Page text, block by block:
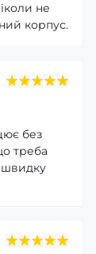
не
корпус.
без
треба
швидку